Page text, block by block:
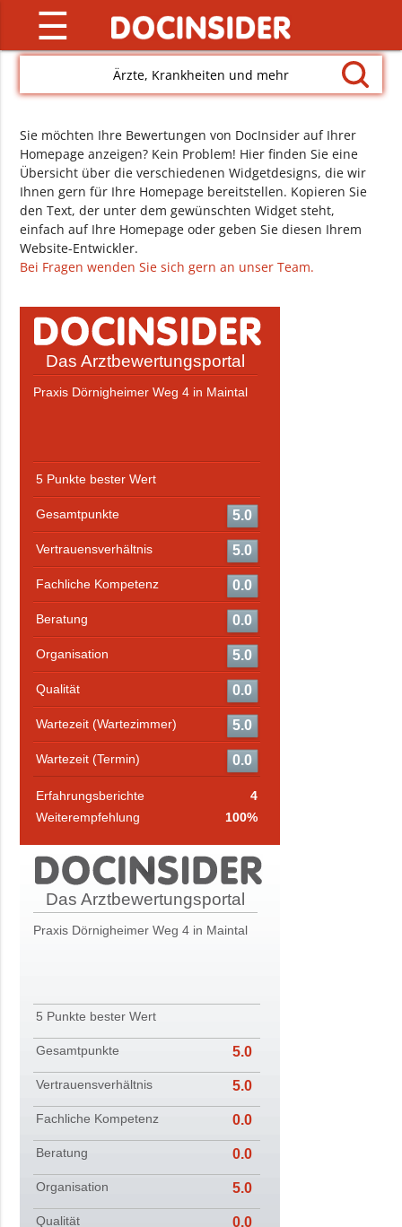
☰
Ärzte, Krankheiten und mehr
Sie möchten Ihre Bewertungen von DocInsider auf Ihrer
Homepage anzeigen? Kein Problem! Hier finden Sie eine
Übersicht über die verschiedenen Widgetdesigns, die wir
Ihnen gern für Ihre Homepage bereitstellen. Kopieren Sie
den Text, der unter dem gewünschten Widget steht,
einfach auf Ihre Homepage oder geben Sie diesen Ihrem
Website-Entwickler.
Bei Fragen wenden Sie sich gern an unser Team.